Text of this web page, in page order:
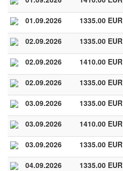
01.09.2026 1335.00 EUR
02.09.2026 1335.00 EUR
02.09.2026 1410.00 EUR
02.09.2026 1335.00 EUR
03.09.2026 1335.00 EUR
03.09.2026 1410.00 EUR
03.09.2026 1335.00 EUR
04.09.2026 1335.00 EUR